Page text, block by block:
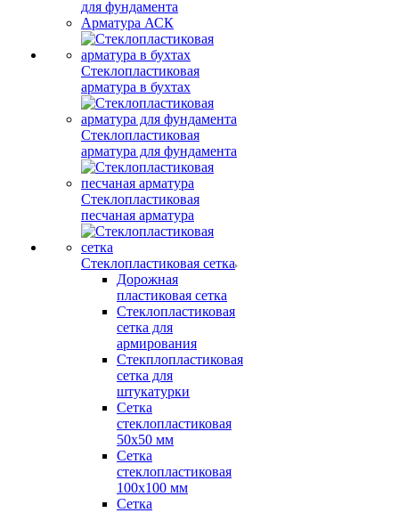
для фундамента
Арматура АСК
Стеклопластиковая
арматура в бухтах
Стеклопластиковая
арматура для фундамента
Стеклопластиковая
песчаная арматура
Стеклопластиковая сетка
Дорожная
пластиковая сетка
Стеклопластиковая
сетка для
армирования
Стекплопластиковая
сетка для
штукатурки
Сетка
стеклопластиковая
50x50 мм
Сетка
стеклопластиковая
100x100 мм
Сетка